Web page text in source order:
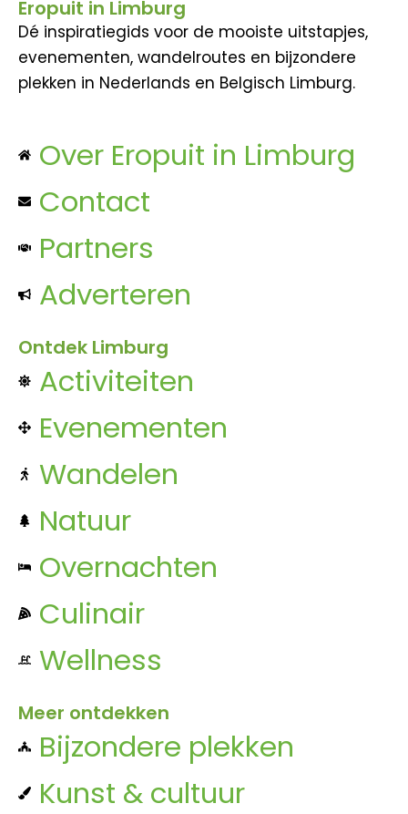
Eropuit in Limburg
Dé inspiratiegids voor de mooiste uitstapjes,
evenementen, wandelroutes en bijzondere
plekken in Nederlands en Belgisch Limburg.
Over Eropuit in Limburg
Contact
Partners
Adverteren
Ontdek Limburg
Activiteiten
Evenementen
Wandelen
Natuur
Overnachten
Culinair
Wellness
Meer ontdekken
Bijzondere plekken
Kunst & cultuur